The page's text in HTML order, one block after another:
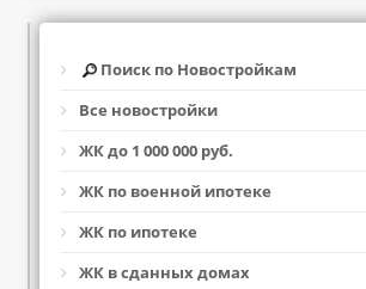
Поиск по Новостройкам
Все новостройки
ЖК до 1 000 000 руб.
ЖК по военной ипотеке
ЖК по ипотеке
ЖК в сданных домах